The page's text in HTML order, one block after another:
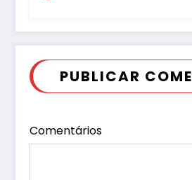
PUBLICAR
Comentários